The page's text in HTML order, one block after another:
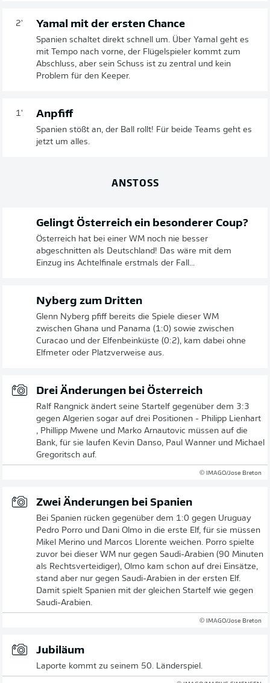
2' Yamal mit der ersten Chance
Spanien schaltet direkt schnell um. Über Yamal geht es
mit Tempo nach vorne, der Flügelspieler kommt zum
Abschluss, aber sein Schuss ist zu zentral und kein
Problem für den Keeper.
1' Anpfiff
Spanien stößt an, der Ball rollt! Für beide Teams geht es
jetzt um alles.
ANSTOSS
Gelingt Österreich ein besonderer Coup?
Österreich hat bei einer WM noch nie besser
abgeschnitten als Deutschland! Das wäre mit dem
Einzug ins Achtelfinale erstmals der Fall...
Nyberg zum Dritten
Glenn Nyberg pfiff bereits die Spiele dieser WM
zwischen Ghana und Panama (1:0) sowie zwischen
Curacao und der Elfenbeinküste (0:2), kam dabei ohne
Elfmeter oder Platzverweise aus.
Drei Änderungen bei Österreich
Ralf Rangnick ändert seine Startelf gegenüber dem 3:3
gegen Algerien sogar auf drei Positionen - Philipp Lienhart
, Phillipp Mwene und Marko Arnautovic müssen auf die
Bank, für sie laufen Kevin Danso, Paul Wanner und Michael
Gregoritsch auf.
© IMAGO/Jose Breton
Zwei Änderungen bei Spanien
Bei Spanien rücken gegenüber dem 1:0 gegen Uruguay
Pedro Porro und Dani Olmo in die erste Elf, für sie müssen
Mikel Merino und Marcos Llorente weichen. Porro spielte
zuvor bei dieser WM nur gegen Saudi-Arabien (90 Minuten
als Rechtsverteidiger), Olmo kam schon auf drei Einsätze,
stand aber nur gegen Saudi-Arabien in der ersten Elf.
Damit spielt Spanien mit der gleichen Startelf wie gegen
Saudi-Arabien.
© IMAGO/Jose Breton
Jubiläum
Laporte kommt zu seinem 50. Länderspiel.